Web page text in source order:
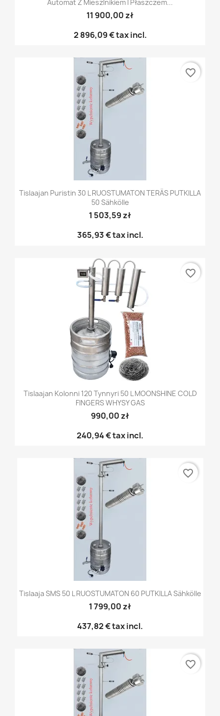
Automat Z Mieszlnikiem I Płaszczem...
11 900,00 zł
2 896,09 €tax incl.
Tislaajan Puristin 30 L RUOSTUMATON TERÄS PUTKILLA
50 Sähkölle
1 503,59 zł
365,93 €tax incl.
favorite_border
Tislaajan Kolonni 120 Tynnyri 50 L MOONSHINE COLD
FINGERS WHYSY GAS
990,00 zł
240,94 €tax incl.
favorite_border
Tislaaja SMS 50 L RUOSTUMATON 60 PUTKILLA Sähkölle
1 799,00 zł
437,82 €tax incl.
favorite_border
favorite_border